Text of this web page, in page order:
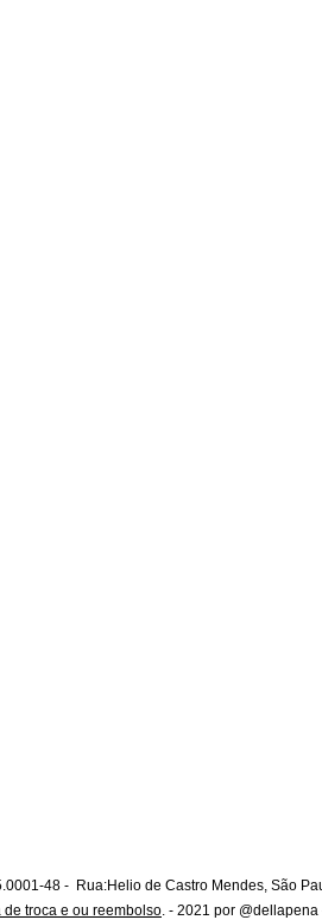
48 - Rua:Helio de Castro Mendes, São
de troca e ou reembolso . - 2021 por